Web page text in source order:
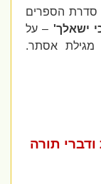
הספרים
ישאלך'– על
אסתר.
תורה